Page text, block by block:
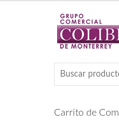
Carrito de